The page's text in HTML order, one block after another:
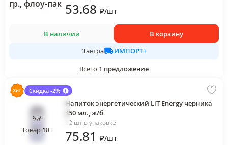
53.68 ₽/шт
В наличии
В корзину
Завтра
ИМПОРТ+
Всего 1 предложение
Скидка -2%
Товар 18+
Напиток энергетический LiT Energy черника
450 мл., ж/б
12 шт в упаковке
75.81 ₽/шт